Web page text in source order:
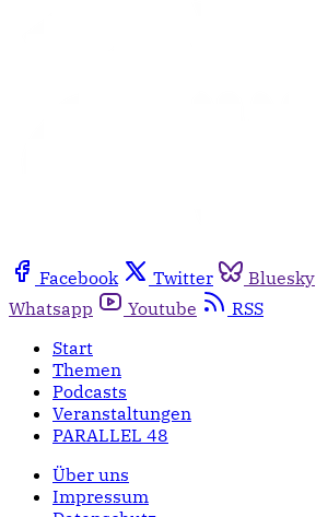
Facebook Twitter Bluesky
Whatsapp
Youtube
RSS
Start
Themen
Podcasts
Veranstaltungen
PARALLEL 48
Über uns
Impressum